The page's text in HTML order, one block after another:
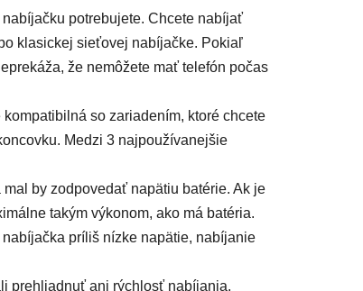
potrebujete. Chcete nabíjať
klasickej sieťovej nabíjačke. Pokiaľ
že nemôžete mať telefón počas
so zariadením, ktoré chcete
Medzi 3 najpoužívanejšie
by zodpovedať napätiu batérie. Ak je
takým výkonom, ako má batéria.
príliš nízke napätie, nabíjanie
prehliadnuť ani rýchlosť nabíjania.